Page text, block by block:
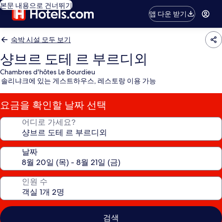
본문 내용으로 건너뛰기
앱 다운 받기
숙박 시설 모두 보기
샹브르 도테 르 부르디외
Chambres d'hôtes Le Bourdieu
솔리냐크에 있는 게스트하우스, 레스토랑 이용 가능
요금을 확인할 날짜 선택
어디로 가세요?
날짜
인원 수
검색